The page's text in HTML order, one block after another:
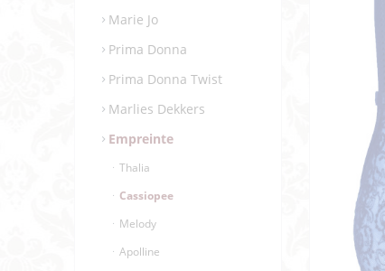
Marie Jo
Prima Donna
Prima Donna Twist
Marlies Dekkers
Empreinte
Thalia
Cassiopee
Melody
Apolline